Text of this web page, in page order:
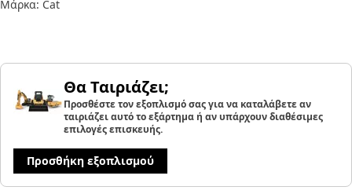
Μάρκα: Cat
Θα Ταιριάζει;
Προσθέστε τον εξοπλισμό σας για να καταλάβετε αν
ταιριάζει αυτό το εξάρτημα ή αν υπάρχουν διαθέσιμες
επιλογές επισκευής.
Προσθήκη εξοπλισμού